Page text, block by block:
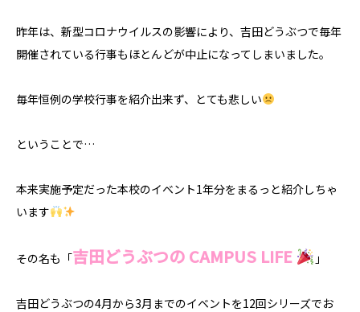
昨年は、新型コロナウイルスの影響により、吉田どうぶつで毎年
開催されている行事もほとんどが中止になってしまいました。
毎年恒例の学校行事を紹介出来ず、とても悲しい
ということで…
本来実施予定だった本校のイベント1年分をまるっと紹介しちゃ
います
その名も「吉田どうぶつの CAMPUS LIFE 」
吉田どうぶつの4月から3月までのイベントを12回シリーズでお